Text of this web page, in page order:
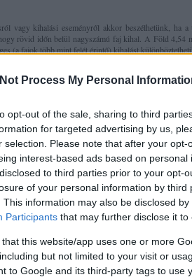
Process My Personal
opt-out of the sale, sharing to third
for targeted advertising by us,
selection. Please note that after your
interest-based ads based on
to third parties prior to your opt-
of your personal information by third
This information may also be disclosed
Participants that may further disclose it to
that this website/app uses one or more
but not limited to your visit or
to Google and its third-party tags to use
vagy kihalási eseményről akkor beszélhetünk, ha
rövid időn belül nagyszámú faj kihal. A Föld 4,54
(a fajok több mint felét érintő) kihalást